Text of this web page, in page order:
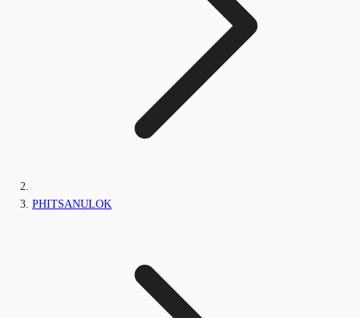
PHITSANULOK